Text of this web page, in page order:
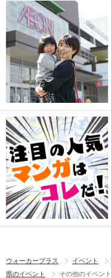
ウォーカープラス イベント
県のイベント
その他のイベント